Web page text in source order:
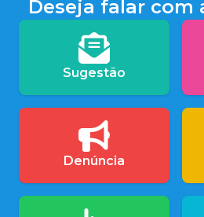
Deseja falar com
Sugestão
Denúncia